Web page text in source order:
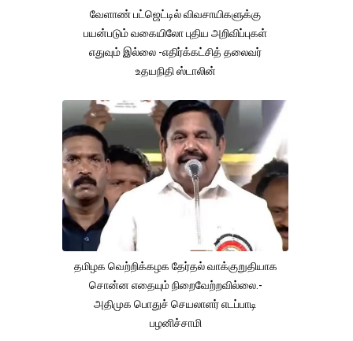
வேளாண் பட்ஜெட்டில் விவசாயிகளுக்கு
பயன்படும் வகையிலோ புதிய அறிவிப்புகள்
எதுவும் இல்லை -எதிர்க்கட்சித் தலைவர்
உதயநிதி ஸ்டாலின்
தமிழக வெற்றிக்கழக தேர்தல் வாக்குறுதியாக
சொன்ன எதையும் நிறைவேற்றவில்லை.-
அதிமுக பொதுச் செயலாளர் எடப்பாடி
பழனிச்சாமி